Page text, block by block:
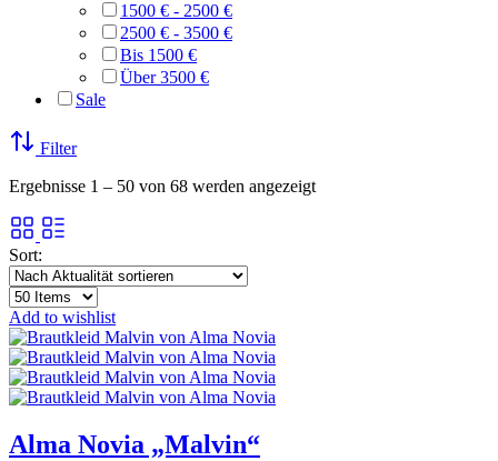
1500 € - 2500 €
2500 € - 3500 €
Bis 1500 €
Über 3500 €
Sale
Filter
Ergebnisse 1 – 50 von 68 werden angezeigtNach
Sort:
Add to wishlist
Alma Novia „Malvin“